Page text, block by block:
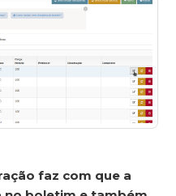
faz com que a